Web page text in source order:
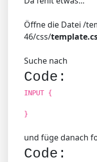
Öffne die Datei /
46/css/
Suche nach
Code:
INPUT {
}
und füge danach
Code: